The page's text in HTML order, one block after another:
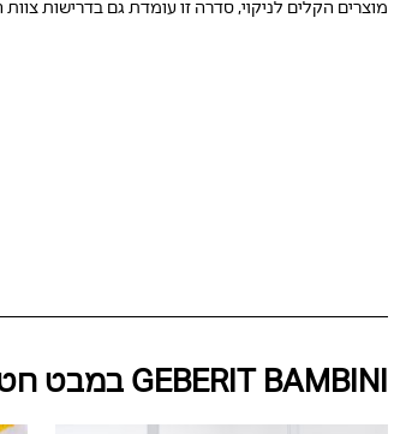
מוצרים הקלים לניקוי, סדרה זו עומדת גם בדרישות צוות
GEBERIT BAMBINI במבט חטוף